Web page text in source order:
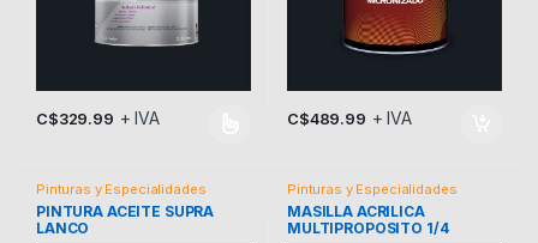
C$329.99 + IVA
C$489.99 + IVA
Pinturas y Especialidades
PINTURA ACEITE SUPRA
LANCO
Pinturas y Especialidades
MASILLA ACRILICA
MULTIPROPOSITO 1/4